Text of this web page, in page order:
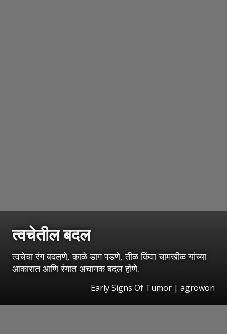
त्वचेतील बदल
त्वचेचा रंग बदलणे, काळे डाग पडणे, तीळ किंवा चामखीळ यांच्या
आकारात आणि रंगात अचानक बदल होणे.
Early Signs Of Tumor | agrowon